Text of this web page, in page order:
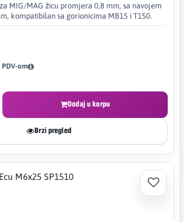
MIG/MAG žicu promjera 0,8 mm, sa navojem
kompatibilan sa gorionicima MB15 i T150.
PDV-om
Dodaj u korpu
Brzi pregled